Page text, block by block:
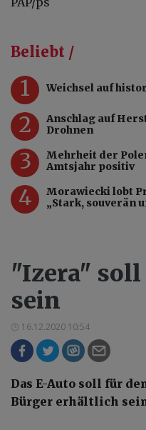
Beliebt /
1 Weichsel auf
2
Anschlag auf
Drohnen
3
Mehrheit der
Amtsjahr positiv
4
Morawiecki lobt
„Stark, souverän
"Izera"
sein
16.12.2020 10:54
Das E-Auto soll für
Bürger erhältlich